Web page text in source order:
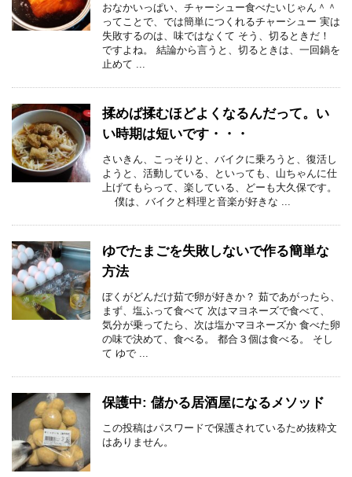
おなかいっぱい、チャーシュー食べたいじゃん＾＾
ってことで、では簡単につくれるチャーシュー 実は
失敗するのは、味ではなくて そう、切るときだ！
ですよね。 結論から言うと、切るときは、一回鍋を
止めて ...
揉めば揉むほどよくなるんだって。い
い時期は短いです・・・
さいきん、こっそりと、バイクに乗ろうと、復活し
ようと、活動している、といっても、山ちゃんに仕
上げてもらって、楽している、どーも大久保です。
僕は、バイクと料理と音楽が好きな ...
ゆでたまごを失敗しないで作る簡単な
方法
ぼくがどんだけ茹で卵が好きか？ 茹であがったら、
まず、塩ふって食べて 次はマヨネーズで食べて、
気分が乗ってたら、次は塩かマヨネーズか 食べた卵
の味で決めて、食べる。 都合３個は食べる。 そし
て ゆで ...
保護中: 儲かる居酒屋になるメソッド
この投稿はパスワードで保護されているため抜粋文
はありません。